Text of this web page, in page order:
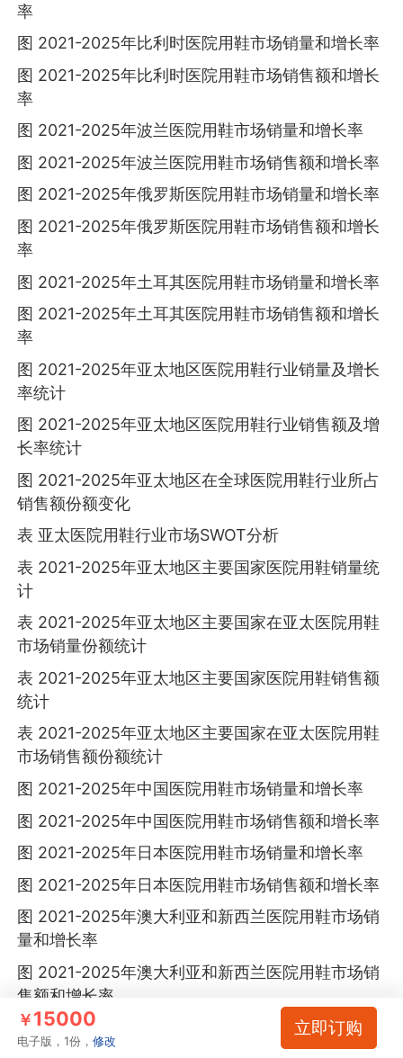
率
图 2021-2025年比利时医院用鞋市场销量和增长率
图 2021-2025年比利时医院用鞋市场销售额和增长
率
图 2021-2025年波兰医院用鞋市场销量和增长率
图 2021-2025年波兰医院用鞋市场销售额和增长率
图 2021-2025年俄罗斯医院用鞋市场销量和增长率
图 2021-2025年俄罗斯医院用鞋市场销售额和增长
率
图 2021-2025年土耳其医院用鞋市场销量和增长率
图 2021-2025年土耳其医院用鞋市场销售额和增长
率
图 2021-2025年亚太地区医院用鞋行业销量及增长
率统计
图 2021-2025年亚太地区医院用鞋行业销售额及增
长率统计
图 2021-2025年亚太地区在全球医院用鞋行业所占
销售额份额变化
表 亚太医院用鞋行业市场SWOT分析
表 2021-2025年亚太地区主要国家医院用鞋销量统
计
表 2021-2025年亚太地区主要国家在亚太医院用鞋
市场销量份额统计
表 2021-2025年亚太地区主要国家医院用鞋销售额
统计
表 2021-2025年亚太地区主要国家在亚太医院用鞋
市场销售额份额统计
图 2021-2025年中国医院用鞋市场销量和增长率
图 2021-2025年中国医院用鞋市场销售额和增长率
图 2021-2025年日本医院用鞋市场销量和增长率
图 2021-2025年日本医院用鞋市场销售额和增长率
图 2021-2025年澳大利亚和新西兰医院用鞋市场销
量和增长率
图 2021-2025年澳大利亚和新西兰医院用鞋市场销
售额和增长率
图 2021-2025年印度医院用鞋市场销量和增长率
￥15000
电子版，1份，修改
立即订购